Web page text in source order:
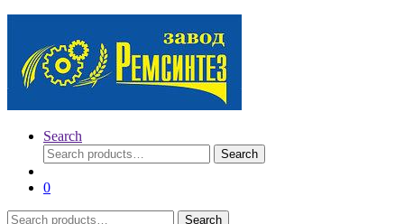
Search
Search
for:
Search
0
Search
Search